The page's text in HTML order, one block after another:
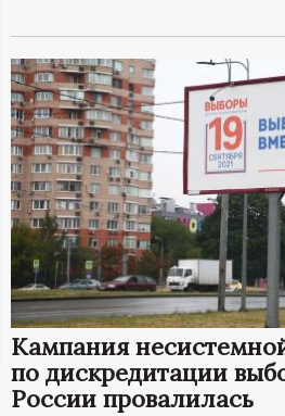
и
н
ф
о
р
м
а
ц
Кампания
по дискредитации
России провалилась